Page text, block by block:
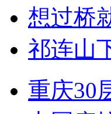
想过桥
祁连山
重庆30